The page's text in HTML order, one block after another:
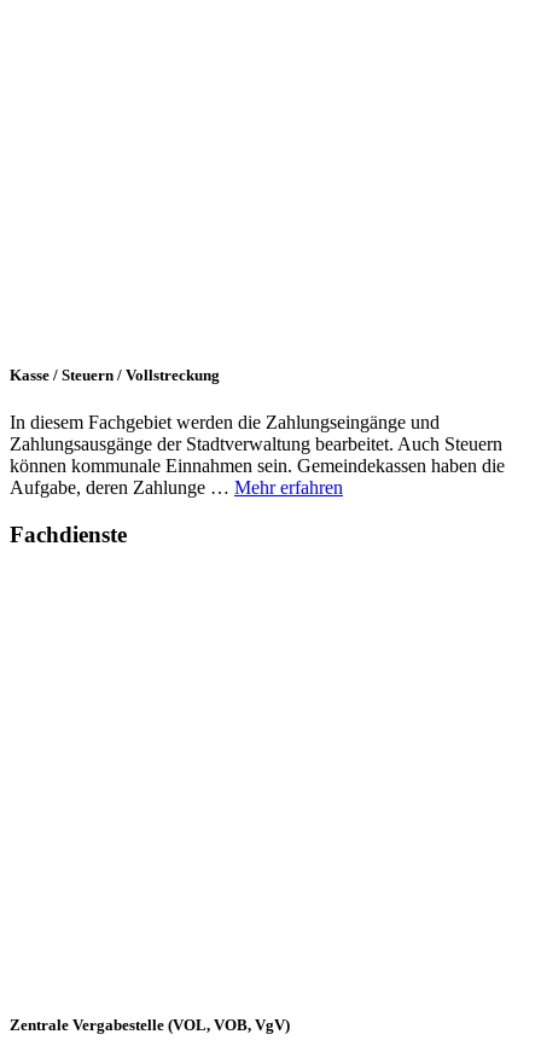
Kasse / Steuern / Vollstreckung
In diesem Fachgebiet werden die Zahlungseingänge und
Zahlungsausgänge der Stadtverwaltung bearbeitet. Auch Steuern
können kommunale Einnahmen sein. Gemeindekassen haben die
Aufgabe, deren Zahlunge … Mehr erfahren
Fachdienste
Zentrale Vergabestelle (VOL, VOB, VgV)